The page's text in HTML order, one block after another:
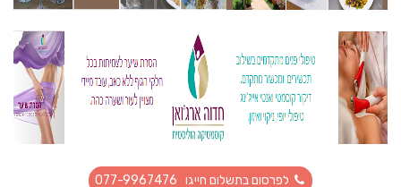
לפרסום בתשלום חייגו 077-9967476